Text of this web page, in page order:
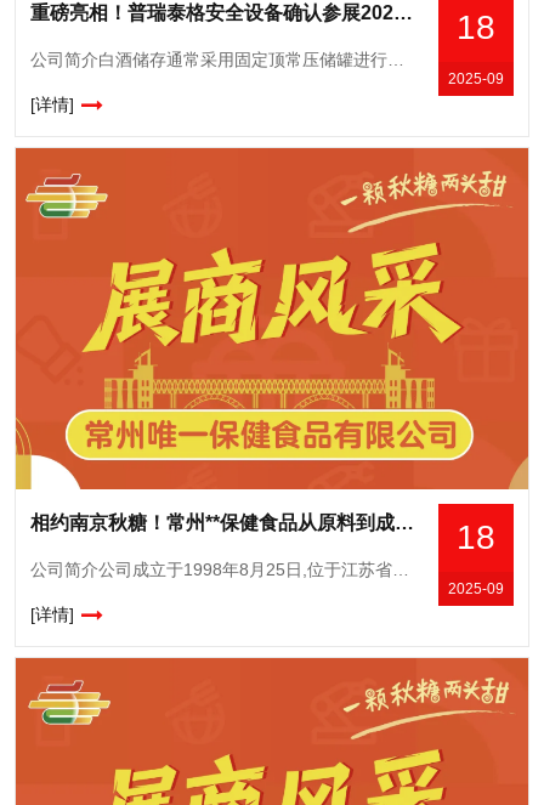
18
2025-09
重磅亮相！普瑞泰格安全设备确认参展2025南京秋糖，揭秘智慧安防新解决方案
[详情]
18
2025-09
相约南京秋糖！常州**保健食品从原料到成品的品质坚守，诚邀品鉴洽谈
[详情]